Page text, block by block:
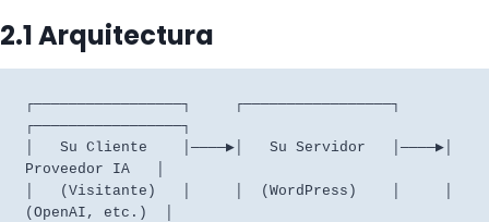
2.1 Arquitectura
┌─────────────────┐     ┌─────────────────┐
┌─────────────────┐
│   Su Cliente    │────▶│   Su Servidor   │────▶│
Proveedor IA   │
│   (Visitante)   │     │  (WordPress)    │     │
(OpenAI, etc.)  │